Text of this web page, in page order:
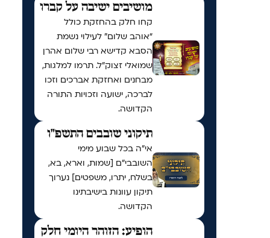
מושיבים ישיבה על קברו
קחו חלק בהחזקת כולל
“אוהב שלום” לעילוי נשמת
הסבא קדישא רבי שלום אהרן
שמואלי זצוק״ל. תרמו למלגות,
מבחנים ואחזקת אברכים וזכו
לברכה, ישועה וזכויות התורה
הקדושה.
תיקוני שובבים התשפ"ו
אי"ה בכל שבוע מימי
השובבי"ם [שמות, וארא, בא,
בשלח, יתרו, משפטים] נערוך
תיקון עוונות בישיבתינו
הקדושה.
הופיע: הזוהר היומי חלק